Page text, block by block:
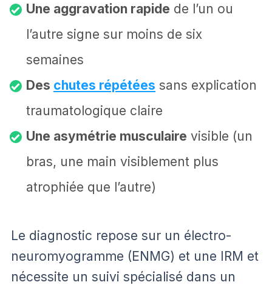
Une aggravation rapide de l’un ou
l’autre signe sur moins de six
semaines
Des chutes répétées sans explication
traumatologique claire
Une asymétrie musculaire visible (un
bras, une main visiblement plus
atrophiée que l’autre)
Le diagnostic repose sur un électro-
neuromyogramme (ENMG) et une IRM et
nécessite un suivi spécialisé dans un